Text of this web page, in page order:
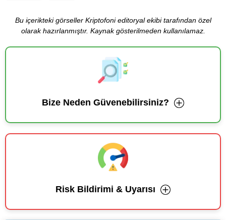
Bu içerikteki görseller Kriptofoni editoryal ekibi tarafından özel
olarak hazırlanmıştır. Kaynak gösterilmeden kullanılamaz.
Bize Neden Güvenebilirsiniz?
Risk Bildirimi & Uyarısı